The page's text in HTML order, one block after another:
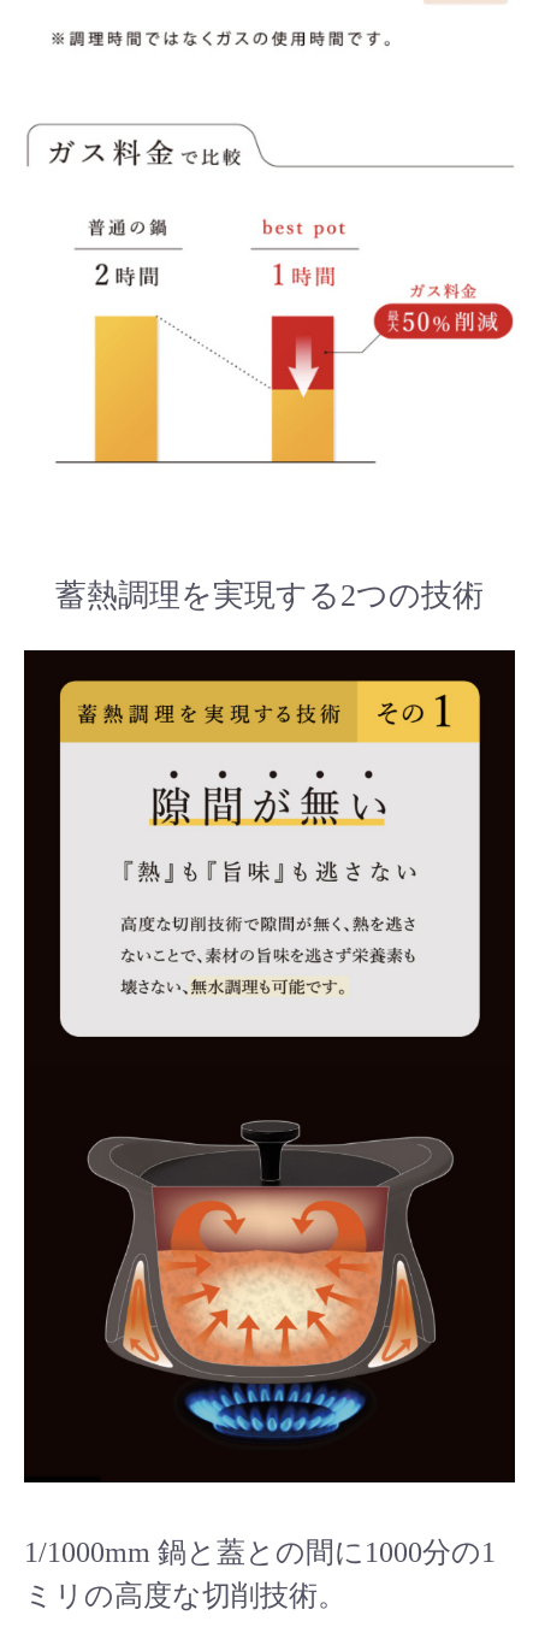
蓄熱調理を実現する2つの技術
1/1000mm 鍋と蓋との間に1000分の1
ミリの高度な切削技術。